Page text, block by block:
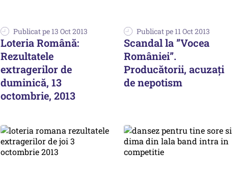
Publicat pe 13 Oct 2013
Loteria Română:
Rezultatele
extragerilor de
duminică, 13
octombrie, 2013
Publicat pe 11 Oct 2013
Scandal la ”Vocea
României”.
Producătorii, acuzați
de nepotism